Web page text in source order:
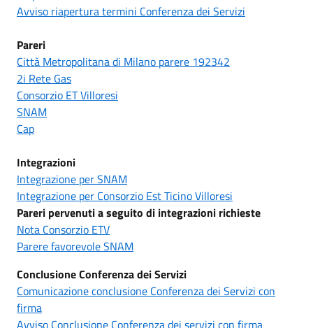
Avviso riapertura termini Conferenza dei Servizi
Pareri
Città Metropolitana di Milano parere 192342
2i Rete Gas
Consorzio ET Villoresi
SNAM
Cap
Integrazioni
Integrazione per SNAM
Integrazione per Consorzio Est Ticino Villoresi
Pareri pervenuti a seguito di integrazioni richieste
Nota Consorzio ETV
Parere favorevole SNAM
Conclusione Conferenza dei Servizi
Comunicazione conclusione Conferenza dei Servizi con
firma
Avviso Conclusione Conferenza dei servizi con firma